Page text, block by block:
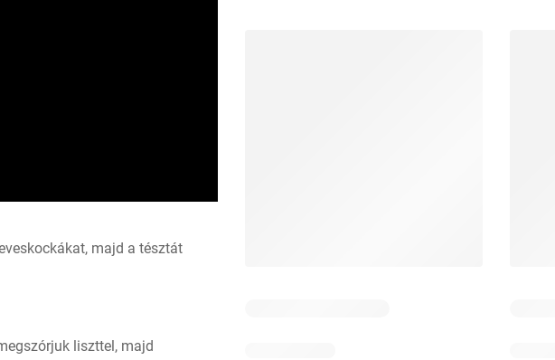
majd a tésztát
liszttel, majd